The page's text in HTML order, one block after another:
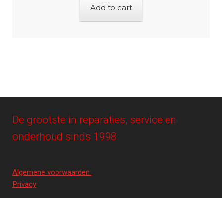
Add to cart
De grootste in reparaties, service en
onderhoud sinds 1998
Algemene voorwaarden
Privacy